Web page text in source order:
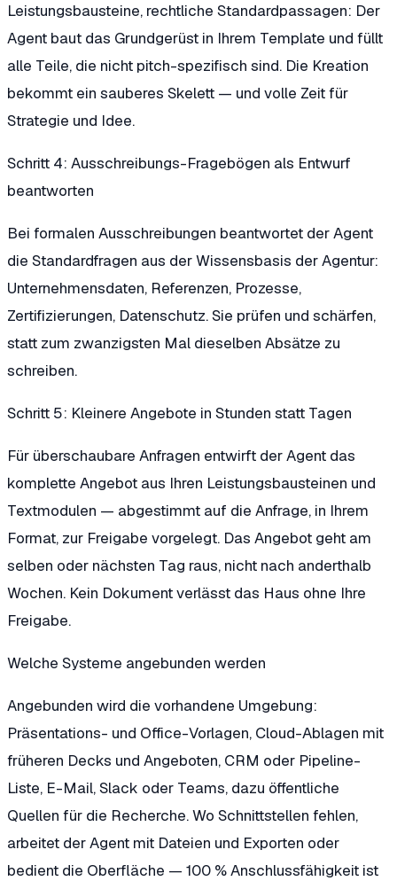
Leistungsbausteine, rechtliche Standardpassagen: Der
Agent baut das Grundgerüst in Ihrem Template und füllt
alle Teile, die nicht pitch-spezifisch sind. Die Kreation
bekommt ein sauberes Skelett — und volle Zeit für
Strategie und Idee.
Schritt 4: Ausschreibungs-Fragebögen als Entwurf
beantworten
Bei formalen Ausschreibungen beantwortet der Agent
die Standardfragen aus der Wissensbasis der Agentur:
Unternehmensdaten, Referenzen, Prozesse,
Zertifizierungen, Datenschutz. Sie prüfen und schärfen,
statt zum zwanzigsten Mal dieselben Absätze zu
schreiben.
Schritt 5: Kleinere Angebote in Stunden statt Tagen
Für überschaubare Anfragen entwirft der Agent das
komplette Angebot aus Ihren Leistungsbausteinen und
Textmodulen — abgestimmt auf die Anfrage, in Ihrem
Format, zur Freigabe vorgelegt. Das Angebot geht am
selben oder nächsten Tag raus, nicht nach anderthalb
Wochen. Kein Dokument verlässt das Haus ohne Ihre
Freigabe.
Welche Systeme angebunden werden
Angebunden wird die vorhandene Umgebung:
Präsentations- und Office-Vorlagen, Cloud-Ablagen mit
früheren Decks und Angeboten, CRM oder Pipeline-
Liste, E-Mail, Slack oder Teams, dazu öffentliche
Quellen für die Recherche. Wo Schnittstellen fehlen,
arbeitet der Agent mit Dateien und Exporten oder
bedient die Oberfläche — 100 % Anschlussfähigkeit ist